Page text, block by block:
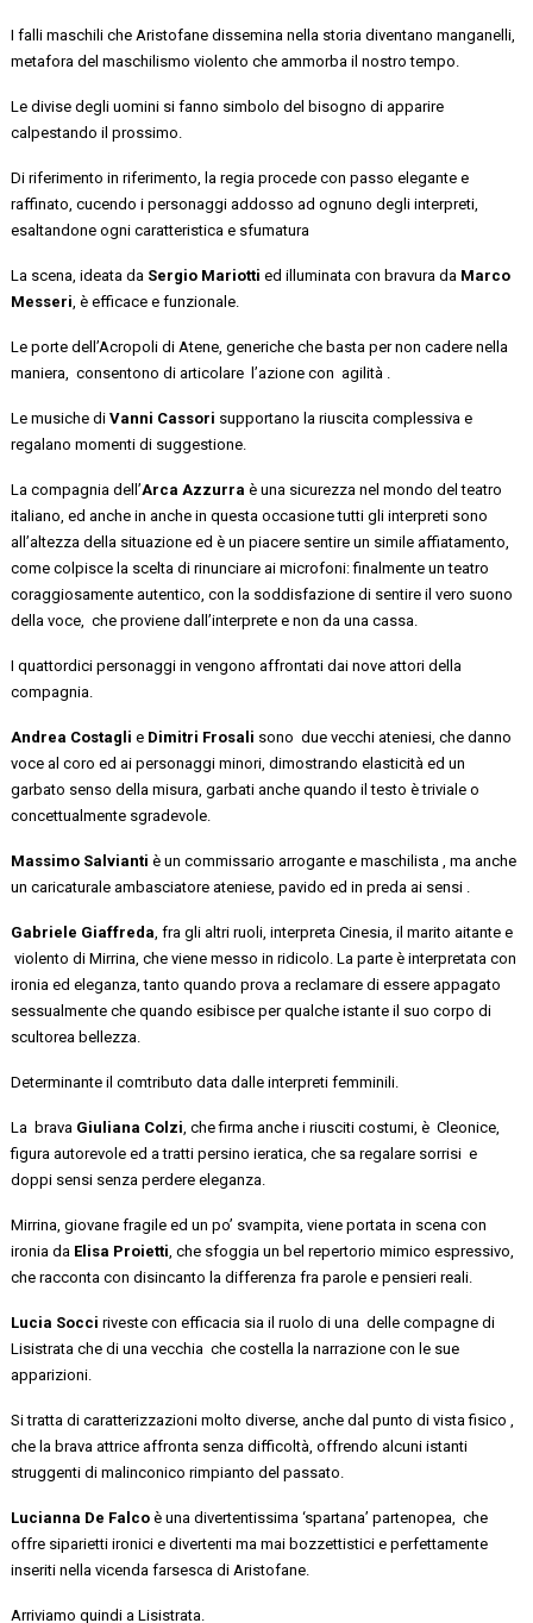
I falli maschiliche Aristofane dissemina nella storia diventano manganelli,
metafora del maschilismo violento che ammorba il nostro tempo
Le divise degli uomini si fanno simbolo del bisogno diapparire
calpestando il prossimo.
Di riferimento in riferimento, la regia procede con passoelegante e
raffinato, cucendo i personaggi addosso ad ognuno degli interpreti,
esaltandoneogni caratteristica e sfumatura
La scena, ideata da Sergio Mariotti ed illuminata con bravura da Marco
Messeri , è efficace e funzionale.
Le porte dell’Acropoli di Atene, generiche che basta per non caderenella
maniera, consentono di articolare l’azione conagilità
Le musiche diVanni Cassori supportano la riuscita complessiva e
regalano momenti di suggestione.
La compagnia dell’Arca Azzurra è una sicurezza nel mondo del teatro
italiano , ed anche in anche in questa occasionetuttigli interpreti sono
all’altezza della situazione ed è un piacere sentire un simile affiatamento,
come colpisce la scelta di rinunciare ai microfoni: finalmente un teatro
coraggiosamente autentico, con la soddisfazione di sentire il vero suono
della voce, che proviene dall’interprete e non da una cassa.
Iquattordicipersonaggi in vengono affrontati dai nove attori della
compagnia.
Andrea Costaglie Dimitri Frosali sono due vecchi ateniesi, che danno
voce al coro ed ai personaggi minori, dimostrando elasticità ed un
garbato senso della misura, garbati anche quando il testo è triviale o
concettualmente sgradevole.
Massimo Salvianti è un commissario arrogante emaschilista
ma anche
un caricaturale ambasciatore ateniese, pavido ed in preda ai sensi
Gabriele Giaffreda , fra gli altri ruoli, interpreta Cinesia, il marito aitantee
violento diMirrina , che viene messo in ridicolo. La parte è interpretata con
ironia ed eleganza,tanto quando prova a reclamare di essere appagato
sessualmente che quandoesibisce per qualche istante il suo corpodi
scultorea bellezza.
Determinante ilcomtributo data dalle interpreti femminili.
La brava Giuliana Colzi , che firma anche i riusciti costumi, è Cleonice
figura autorevole ed a tratti persino ieratica, che sa regalare sorrisi e
doppi sensi senza perdere eleganza.
Mirrina , giovane fragile ed un po’ svampita, viene portata in scena con
ironia da Elisa Proietti , che sfoggia un bel repertorio mimico espressivo,
che racconta con disincanto la differenza fra parole e pensieri reali.
Lucia Socci riveste con efficacia sia il ruolo diuna delle compagne di
Lisistrata che di una vecchia che costella la narrazione con le sue
apparizioni.
Si tratta di caratterizzazioni molto diverse, anche dal punto di vistafisico ,
che la brava attrice affronta senza difficoltà, offrendo alcuni istanti
struggenti di malinconico rimpianto del passato.
Lucianna De Falco è una divertentissima ‘spartana’partenopea, che
offre siparietti ironici e divertenti ma mai bozzettistici e perfettamente
inseriti nella vicenda farsesca di Aristofane.
Arriviamo quindi aLisistrata